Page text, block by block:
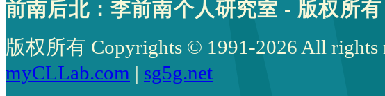
前南后北：李前南个人研究室 - 版权所有
版权所有 Copyrights © 1991-2026 All
myCLLab.com | sg5g.net